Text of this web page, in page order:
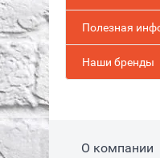
Полезная
Наши бренды
О компании